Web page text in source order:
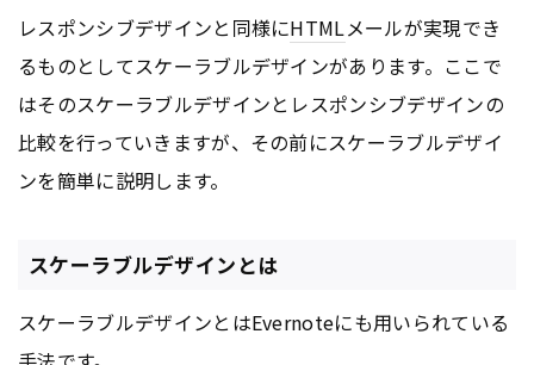
レスポンシブデザインと同様にHTMLメールが実現でき
るものとしてスケーラブルデザインがあります。ここで
はそのスケーラブルデザインとレスポンシブデザインの
比較を行っていきますが、その前にスケーラブルデザイ
ンを簡単に説明します。
スケーラブルデザインとは
スケーラブルデザインとはEvernoteにも用いられている